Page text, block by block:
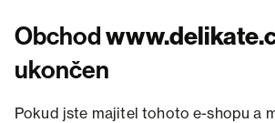
Obchod
ukončen
Pokud jste majitel tohoto e-shopu a